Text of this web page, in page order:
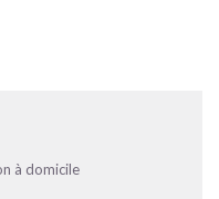
à domicile